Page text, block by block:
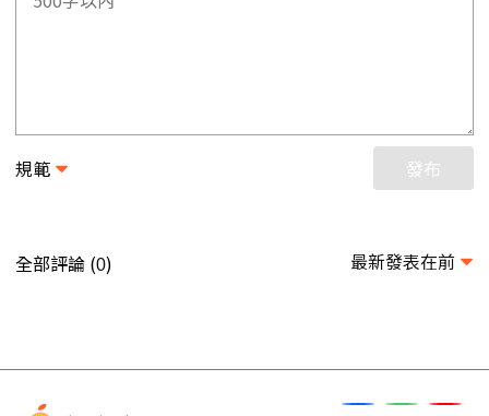
規範 發布
全部評論 (0) 最新發表在前